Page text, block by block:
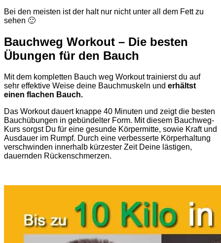
Bei den meisten ist der halt nur nicht unter all dem Fett zu
sehen 🙂
Bauchweg Workout – Die besten
Übungen für den Bauch
Mit dem kompletten Bauch weg Workout trainierst du auf
sehr effektive Weise deine Bauchmuskeln und erhältst
einen flachen Bauch.
Das Workout dauert knappe 40 Minuten und zeigt die besten
Bauchübungen in gebündelter Form. Mit diesem Bauchweg-
Kurs sorgst Du für eine gesunde Körpermitte, sowie Kraft und
Ausdauer im Rumpf. Durch eine verbesserte Körperhaltung
verschwinden innerhalb kürzester Zeit Deine lästigen,
dauernden Rückenschmerzen.